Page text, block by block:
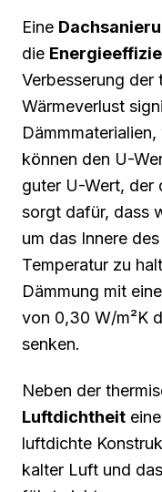
Eine
die
Verbesserung der
Wärmeverlust
können den U-
guter U-Wert, der
sorgt dafür, dass
um das Innere
Temperatur zu
Dämmung mit
von 0,30 W/m²K
senken.
Neben der
Luftdichtheit
luftdichte
kalter Luft und